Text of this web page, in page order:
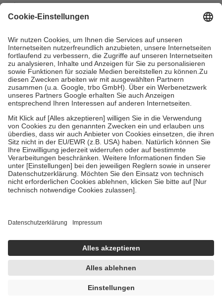
mit.
Grundsätzlich leisten Mitglieder Zuzahlungen in Höhe von zehn
höchstens zehn Euro.
Es sind jedoch nie mehr als die tatsächlichen
Kosten der Leistung zu entrichten.
Diese Regeln gelten grundsätzlich auch für Online-Apotheken.
Bei Heilmitteln und häuslicher Krankenpflege beträgt die
Zuzahlung zehn Prozent der Kosten sowie zehn Euro je
Verordnung.
Um das Engagement der Versicherten für ihre eigene Gesundheit zu
stärken und die besondere Stellung der Familie zu unterstützen,
fallenkeine Zuzahlungenan bei:
• Kindern und Jugendlichen bis zum vollendeten 18. Lebensjahr
mit Ausnahme der Fahrkosten
• Untersuchungen zur Vorsorge und Früherkennung, die von der
GKV getragen werden
• empfohlenen Schutzimpfungen
• Harn- und Blutteststreifen
getroffen, um sicherzustellen, dass es sich um echte Bewertungen
https://help.etrusted.com/hc/de/articles/4419944605341
Einige Bilder und Inhalte wurden unter Zuhilfenahme künstlicher